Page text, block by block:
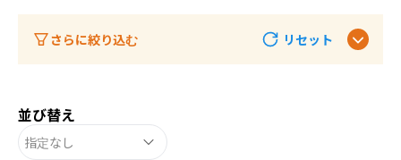
さらに絞り込む リセット
並び替え
指定なし